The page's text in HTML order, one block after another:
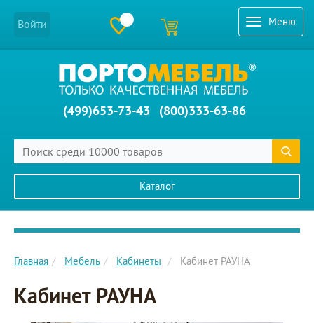
Меню
Войти
(499)653-73-43 (800)333-63-86
Каталог
Главное меню сайта
Главная Мебель Кабинеты Кабинет РАУНА
Кабинет РАУНА